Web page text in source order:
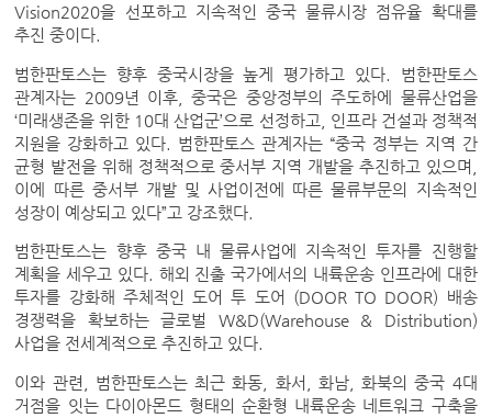
Vision2020을 선포하고 지속적인 중국 물류시장 점유율 확대를
추진 중이다.
범한판토스는 향후 중국시장을 높게 평가하고 있다. 범한판토스
관계자는 2009년 이후, 중국은 중앙정부의 주도하에 물류산업을
‘미래생존을 위한 10대 산업군’으로 선정하고, 인프라 건설과 정책적
지원을 강화하고 있다. 범한판토스 관계자는 “중국 정부는 지역 간
균형 발전을 위해 정책적으로 중서부 지역 개발을 추진하고 있으며,
이에 따른 중서부 개발 및 사업이전에 따른 물류부문의 지속적인
성장이 예상되고 있다”고 강조했다.
범한판토스는 향후 중국 내 물류사업에 지속적인 투자를 진행할
계획을 세우고 있다. 해외 진출 국가에서의 내륙운송 인프라에 대한
투자를 강화해 주체적인 도어 투 도어 (DOOR TO DOOR) 배송
경쟁력을 확보하는 글로벌 W&D(Warehouse & Distribution)
사업을 전세계적으로 추진하고 있다.
이와 관련, 범한판토스는 최근 화동, 화서, 화남, 화북의 중국 4대
거점을 잇는 다이아몬드 형태의 순환형 내륙운송 네트워크 구축을